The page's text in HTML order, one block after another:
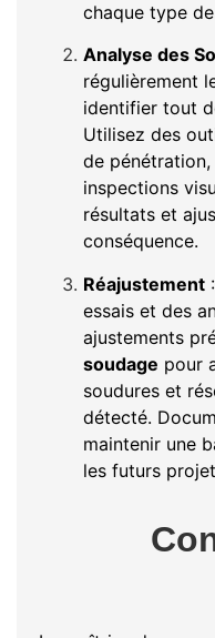
chaque type
Analyse des
régulièrement
identifier tout
Utilisez des
de
inspections
résultats et
conséquence.
Réajustement
essais et des
ajustements
soudage pour
soudures et
détecté.
maintenir une
les futurs